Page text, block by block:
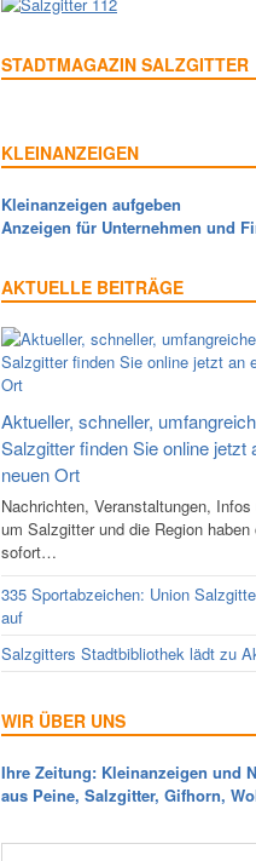
STADTMAGAZIN SALZGITTER
KLEINANZEIGEN
Kleinanzeigen aufgeben
Anzeigen für Unternehmen und
AKTUELLE BEITRÄGE
Aktueller, schneller,
Salzgitter finden Sie online jetzt
neuen Ort
Nachrichten, Veranstaltungen,
um Salzgitter und die Region haben
sofort…
335 Sportabzeichen: Union
auf
Salzgitters Stadtbibliothek lädt zu
WIR ÜBER UNS
Ihre Zeitung: Kleinanzeigen und
aus Peine, Salzgitter, Gifhorn,